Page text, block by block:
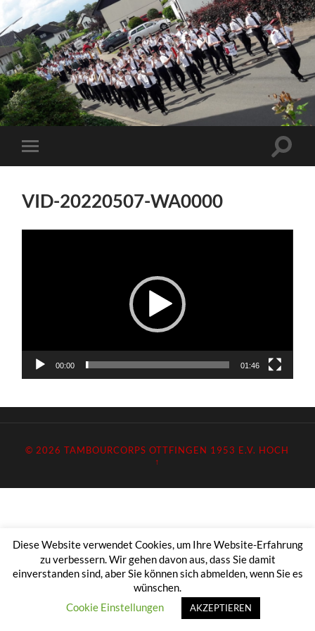
VID-20220507-WA0000
00:00 01:46
© 2026TAMBOURCORPS OTTFINGEN 1953 E.V. HOCH
↑
Diese Website verwendet Cookies, um Ihre Website-Erfahrung
zu verbessern. Wir gehen davon aus, dass Sie damit
einverstanden sind, aber Sie können sich abmelden, wenn Sie es
wünschen.
Cookie Einstellungen
AKZEPTIEREN